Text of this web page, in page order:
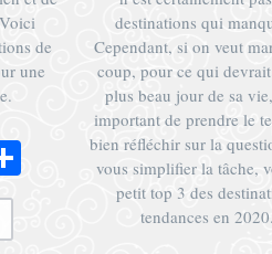
de
une
Partager
destinations qui
Cependant, si on veut
coup, pour ce qui
plus beau jour de sa
important de prendre le
bien réfléchir sur la
vous simplifier la tâche,
petit top 3 des
tendances en 2020.